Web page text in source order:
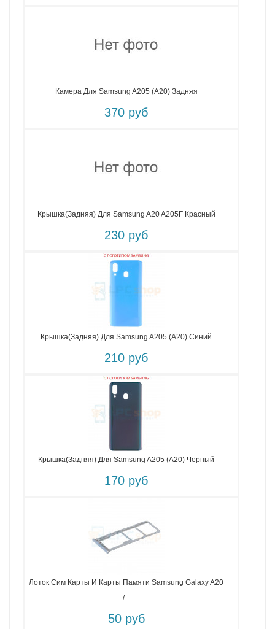
Камера Для Samsung A205 (A20) Задняя
370 руб
Крышка(задняя) Для Samsung A20 A205F Красный
230 руб
Крышка(задняя) Для Samsung A205 (A20) Синий
210 руб
Крышка(задняя) Для Samsung A205 (A20) Черный
170 руб
Лоток Сим Карты И Карты Памяти Samsung Galaxy A20
/...
50 руб